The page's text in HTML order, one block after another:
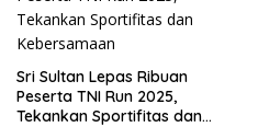
Sri Sultan Lepas Ribuan
Peserta TNI Run 2025,
Tekankan Sportifitas dan